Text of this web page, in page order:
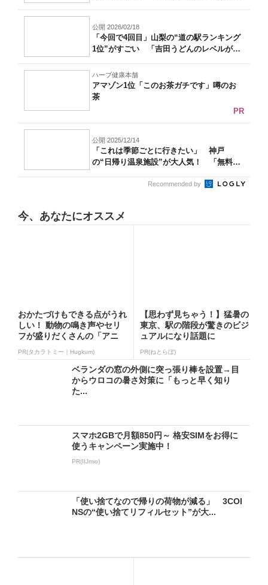
公開 2026/02/18
「今回で4回目」山梨の“道の駅ランキング
1位”がすごい 「吉田うどんのレベルが
ハーブ健康本舗
アマゾン1位「このお茶ガチです」噂のお
茶
PR
公開 2025/12/14
「これは季節ごとに行きたい」 神戸
の“日帰り温泉施設”が大人気！ 「無料送
Recommended by
今、あなたにオススメ
おかたづけもできる点がうれ
しい！ 動物の鳴き声やセリ
フが盛りだくさんの「アニ
PR(タカラトミー｜Hugkum)
【思わず見ちゃう！】猛暑の
東京、駅の階段が驚きのビジ
ュアルになり話題に
PR(ねとらぼ)
ベランダの窓の外側に突っ張り棒を設置→目
からウロコの暑さ対策に「もっと早く知り
た...
スマホ2GBで月額850円～ 格安SIMをお得に
使うキャンペーン実施中！
PR(IIJmio)
「使い捨てなので帰りの荷物が減る」 3COI
NSの“使い捨てリフィルセット”が大...